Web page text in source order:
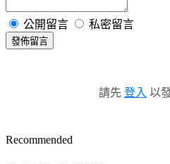
公開留言 私密留言
發佈留言
請先 登入 以
Recommended